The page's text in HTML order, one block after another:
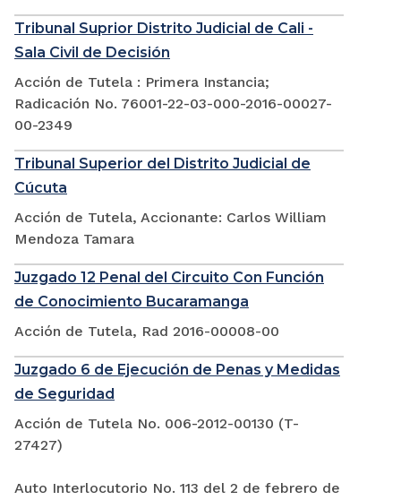
Tribunal Suprior Distrito Judicial de Cali -
Sala Civil de Decisión
Acción de Tutela : Primera Instancia;
Radicación No. 76001-22-03-000-2016-00027-
00-2349
Tribunal Superior del Distrito Judicial de
Cúcuta
Acción de Tutela, Accionante: Carlos William
Mendoza Tamara
Juzgado 12 Penal del Circuito Con Función
de Conocimiento Bucaramanga
Acción de Tutela, Rad 2016-00008-00
Juzgado 6 de Ejecución de Penas y Medidas
de Seguridad
Acción de Tutela No. 006-2012-00130 (T-
27427)
Auto Interlocutorio No. 113 del 2 de febrero de